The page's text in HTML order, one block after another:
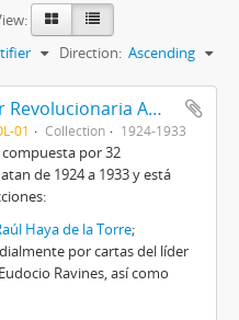
Direction: Ascending
Alianza Popular Revolucionaria Americana-APRA (Colección)
01 Collection 1924-1933
por 32
de 1924 a 1933 y está
Haya de la Torre;
por cartas del líder
Ravines, así como